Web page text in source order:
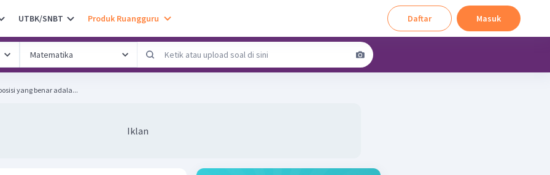
UTBK/SNBT Produk Ruangguru Daftar Masuk
yang benar adala...
Iklan